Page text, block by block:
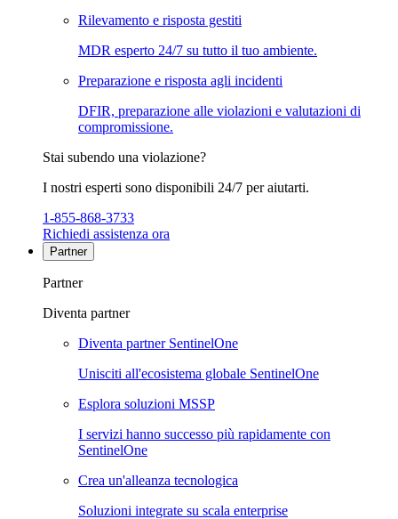
Rilevamento e risposta gestiti
MDR esperto 24/7 su tutto il tuo ambiente.
Preparazione e risposta agli incidenti
DFIR, preparazione alle violazioni e valutazioni di
compromissione.
Stai subendo una violazione?
I nostri esperti sono disponibili 24/7 per aiutarti.
1-855-868-3733
Richiedi assistenza ora
Partner
Partner
Diventa partner
Diventa partner SentinelOne
Unisciti all'ecosistema globale SentinelOne
Esplora soluzioni MSSP
I servizi hanno successo più rapidamente con
SentinelOne
Crea un'alleanza tecnologica
Soluzioni integrate su scala enterprise